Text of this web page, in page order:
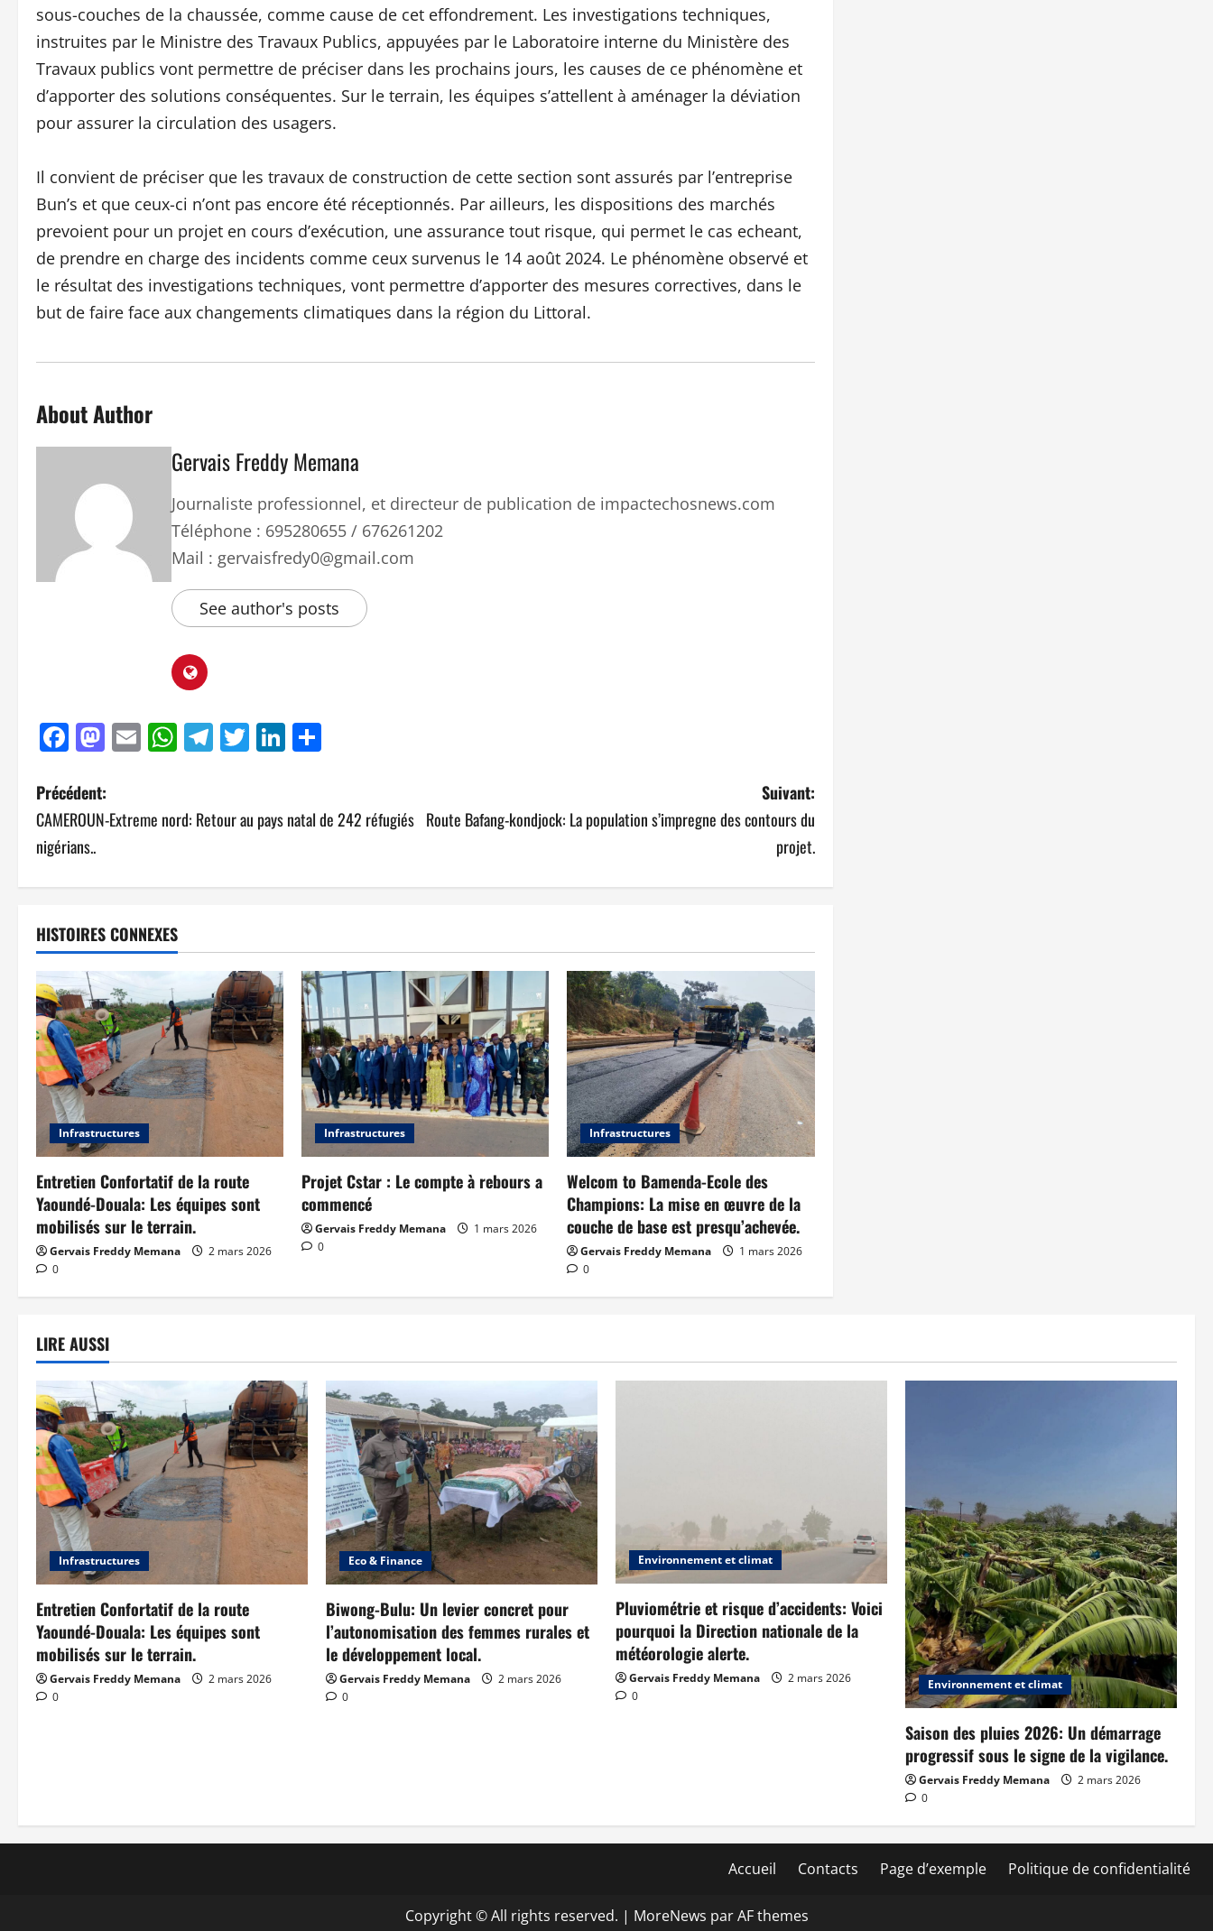
sous-couches de la chaussée, comme cause de cet effondrement. Les investigations techniques,
instruites par le Ministre des Travaux Publics, appuyées par le Laboratoire interne du Ministère des
Travaux publics vont permettre de préciser dans les prochains jours, les causes de ce phénomène et
d’apporter des solutions conséquentes. Sur le terrain, les équipes s’attellent à aménager la déviation
pour assurer la circulation des usagers.
Il convient de préciser que les travaux de construction de cette section sont assurés par l’entreprise
Bun’s et que ceux-ci n’ont pas encore été réceptionnés. Par ailleurs, les dispositions des marchés
prevoient pour un projet en cours d’exécution, une assurance tout risque, qui permet le cas echeant,
de prendre en charge des incidents comme ceux survenus le 14 août 2024. Le phénomène observé et
le résultat des investigations techniques, vont permettre d’apporter des mesures correctives, dans le
but de faire face aux changements climatiques dans la région du Littoral.
About Author
Gervais Freddy Memana
Journaliste professionnel, et directeur de publication de impactechosnews.com
Téléphone : 695280655 / 676261202
Mail : gervaisfredy0@gmail.com
See author's posts
Facebook
Mastodon
EmailWhatsApp
Telegram
TwitterLinkedIn
Précédent:
CAMEROUN-Extreme nord: Retour au pays natal de 242 réfugiés
nigérians..
Suivant:
Route Bafang-kondjock: La population s’impregne des contours du
projet.
HISTOIRES CONNEXES
Infrastructures
Entretien Confortatif de la route
Yaoundé-Douala: Les équipes sont
mobilisés sur le terrain.
Gervais Freddy Memana
2 mars 2026
0
Infrastructures
Projet Cstar : Le compte à rebours a
commencé
Gervais Freddy Memana
1 mars 2026
0
Infrastructures
Welcom to Bamenda-Ecole des
Champions: La mise en œuvre de la
couche de base est presqu’achevée.
Gervais Freddy Memana
1 mars 2026
0
LIRE AUSSI
Infrastructures
Entretien Confortatif de la route
Yaoundé-Douala: Les équipes sont
mobilisés sur le terrain.
Gervais Freddy Memana
2 mars 2026
0
Eco & Finance
Biwong-Bulu: Un levier concret pour
l’autonomisation des femmes rurales et
le développement local.
Gervais Freddy Memana
2 mars 2026
0
Environnement et climat
Pluviométrie et risque d’accidents: Voici
pourquoi la Direction nationale de la
météorologie alerte.
Gervais Freddy Memana
2 mars 2026
0
Environnement et climat
Saison des pluies 2026: Un démarrage
progressif sous le signe de la vigilance.
Gervais Freddy Memana
2 mars 2026
0
Accueil Contacts Page d’exemple Politique de confidentialité
Copyright © All rights reserved. | MoreNews par AF themes